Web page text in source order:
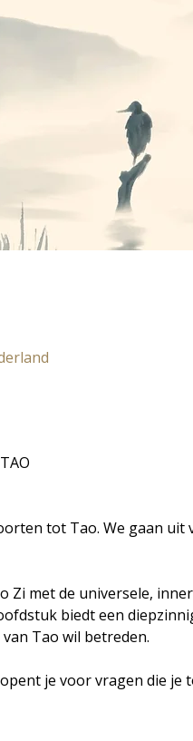
tot Tao. We gaan uit
Zi met de universele,
biedt een
Tao wil betreden.
je voor vragen die je